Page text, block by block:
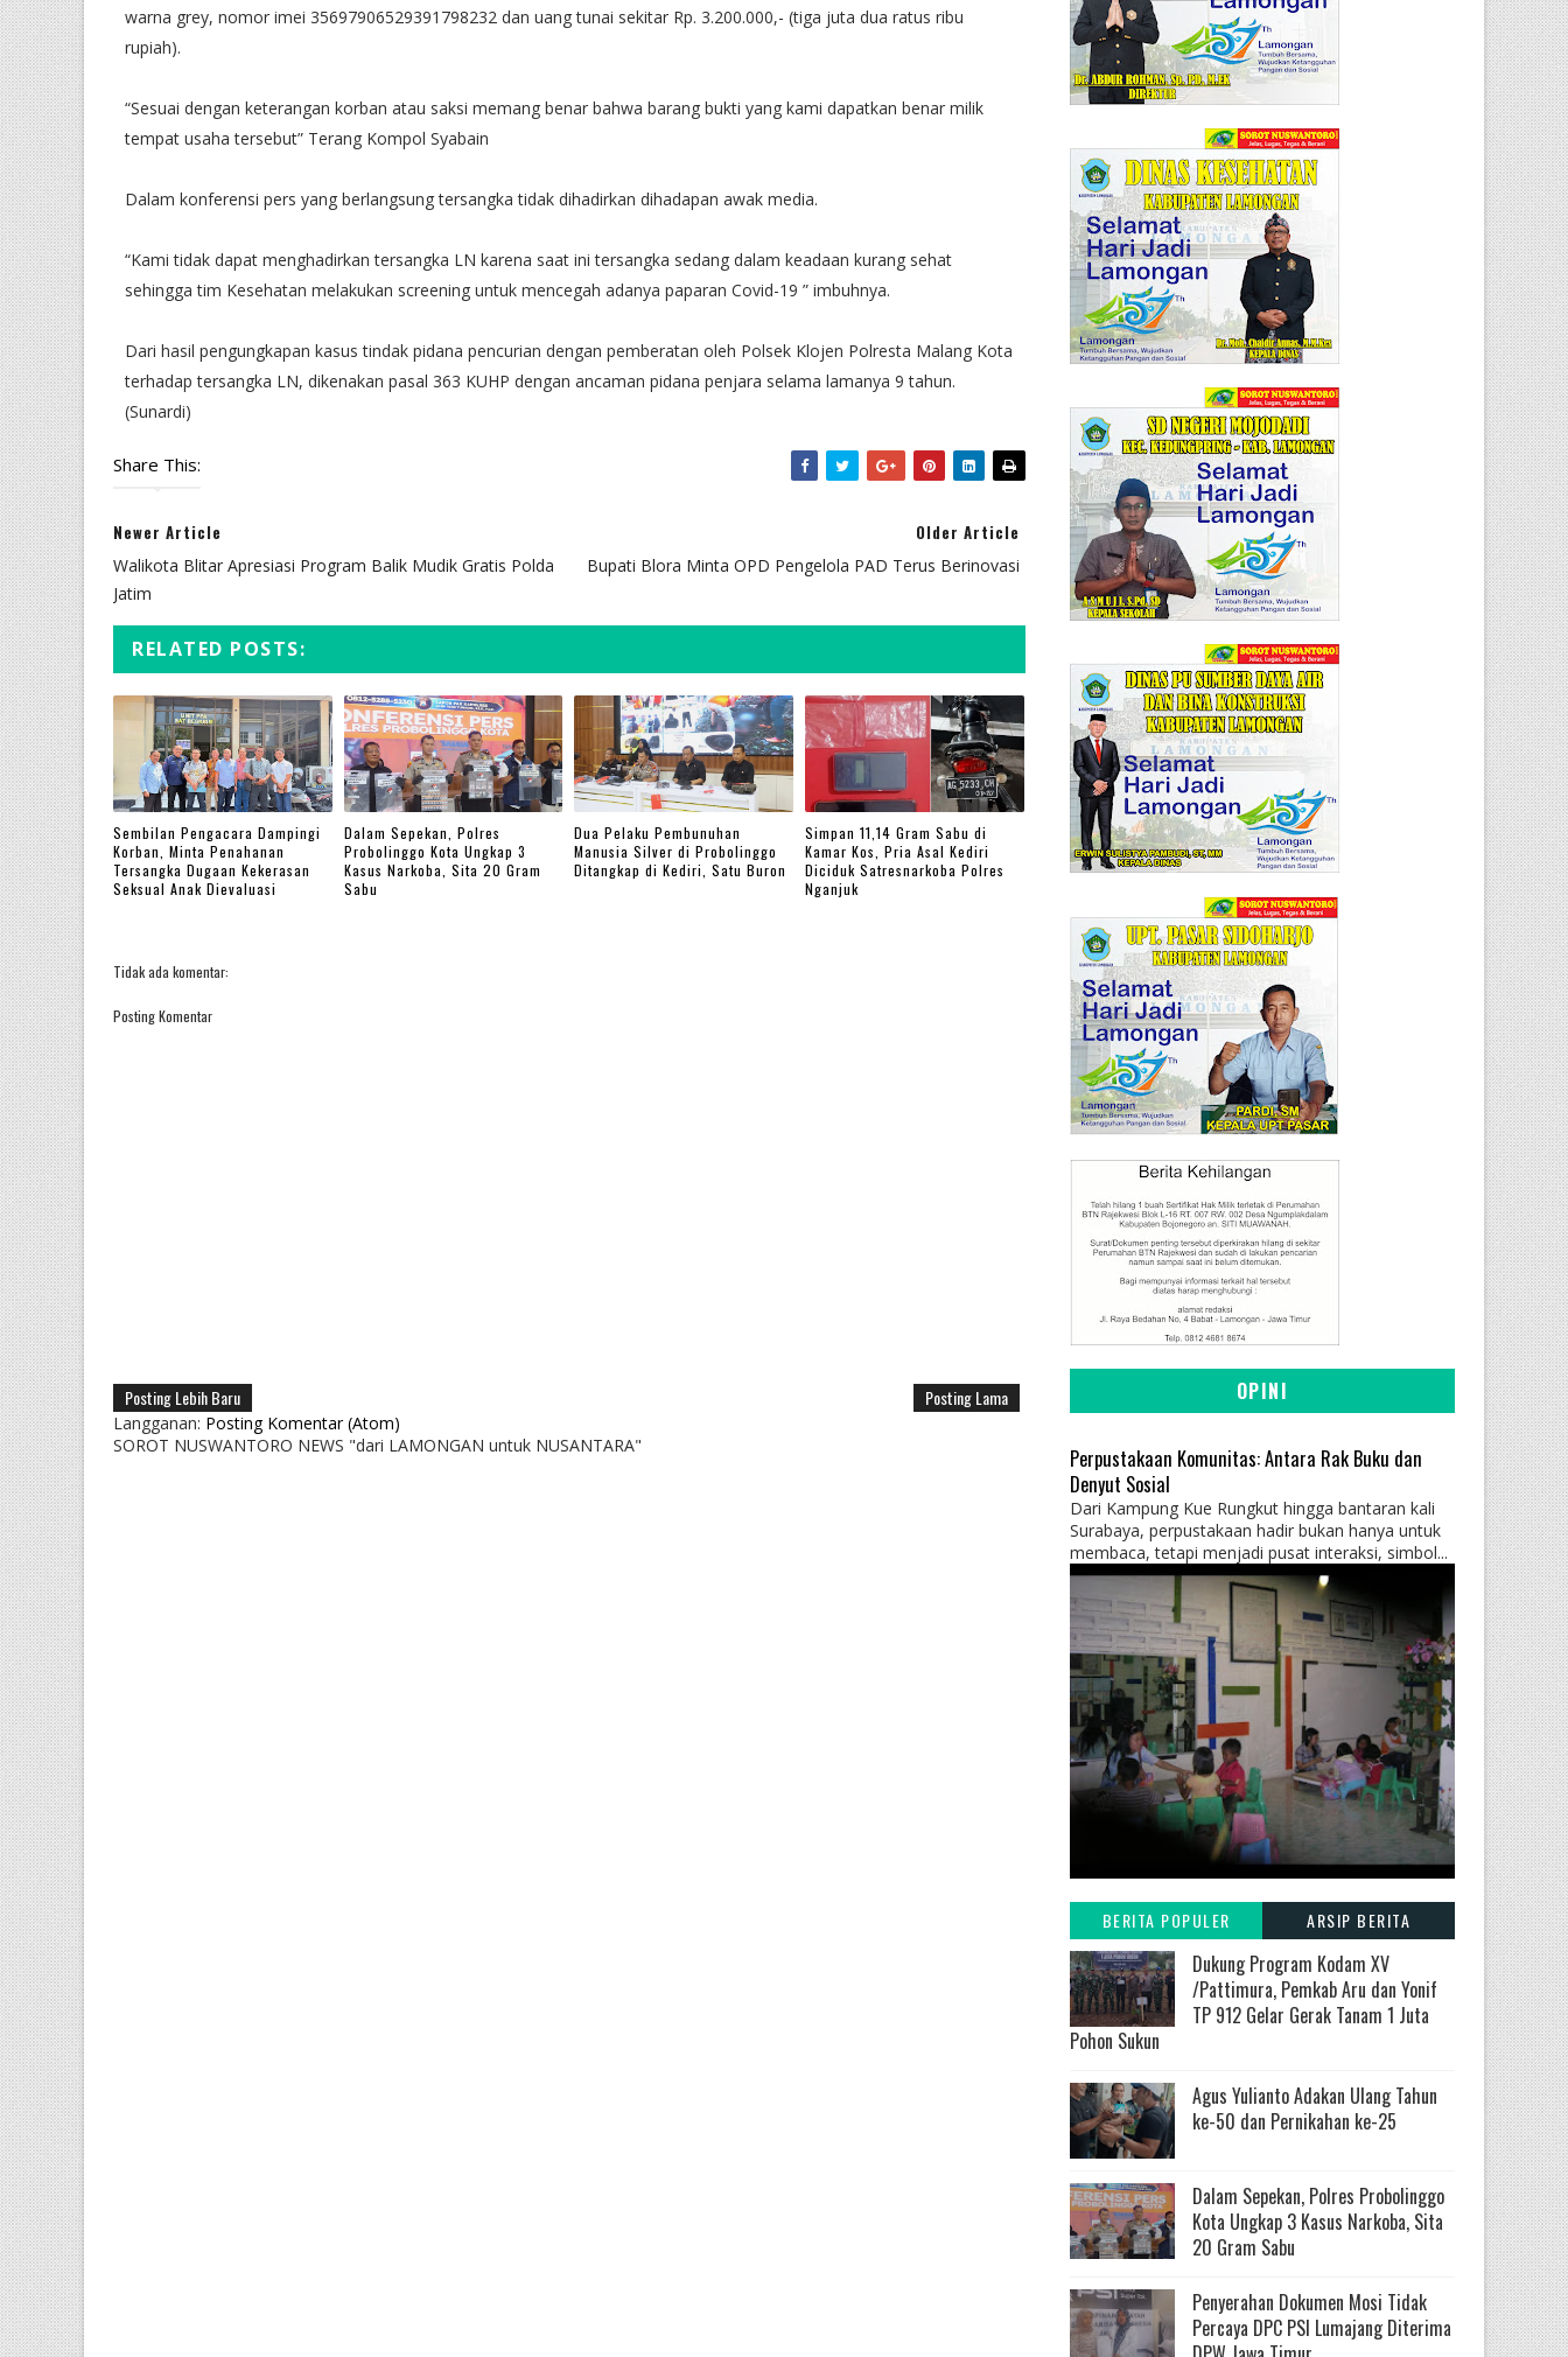
warna grey, nomor imei 35697906529391798232 dan uang tunai sekitar Rp. 3.200.000,- (tiga juta dua ratus ribu
rupiah).
“Sesuai dengan keterangan korban atau saksi memang benar bahwa barang bukti yang kami dapatkan benar milik
tempat usaha tersebut” Terang Kompol Syabain
Dalam konferensi pers yang berlangsung tersangka tidak dihadirkan dihadapan awak media.
“Kami tidak dapat menghadirkan tersangka LN karena saat ini tersangka sedang dalam keadaan kurang sehat
sehingga tim Kesehatan melakukan screening untuk mencegah adanya paparan Covid-19 ” imbuhnya.
Dari hasil pengungkapan kasus tindak pidana pencurian dengan pemberatan oleh Polsek Klojen Polresta Malang Kota
terhadap tersangka LN, dikenakan pasal 363 KUHP dengan ancaman pidana penjara selama lamanya 9 tahun.
(Sunardi)
Share This:
Newer Article
Walikota Blitar Apresiasi Program Balik Mudik Gratis Polda
Jatim
Older Article
Bupati Blora Minta OPD Pengelola PAD Terus Berinovasi
RELATED POSTS:
Sembilan Pengacara Dampingi
Korban, Minta Penahanan
Tersangka Dugaan Kekerasan
Seksual Anak Dievaluasi
Dalam Sepekan, Polres
Probolinggo Kota Ungkap 3
Kasus Narkoba, Sita 20 Gram
Sabu
Dua Pelaku Pembunuhan
Manusia Silver di Probolinggo
Ditangkap di Kediri, Satu Buron
Simpan 11,14 Gram Sabu di
Kamar Kos, Pria Asal Kediri
Diciduk Satresnarkoba Polres
Nganjuk
Tidak ada komentar:
Posting Komentar
Posting Lebih Baru Posting Lama
Langganan: Posting Komentar (Atom)
SOROT NUSWANTORO NEWS "dari LAMONGAN untuk NUSANTARA"
OPINI
Perpustakaan Komunitas: Antara Rak Buku dan
Denyut Sosial
Dari Kampung Kue Rungkut hingga bantaran kali
Surabaya, perpustakaan hadir bukan hanya untuk
membaca, tetapi menjadi pusat interaksi, simbol...
BERITA POPULER ARSIP BERITA
Dukung Program Kodam XV
/Pattimura, Pemkab Aru dan Yonif
TP 912 Gelar Gerak Tanam 1 Juta
Pohon Sukun
Agus Yulianto Adakan Ulang Tahun
ke-50 dan Pernikahan ke-25
Dalam Sepekan, Polres Probolinggo
Kota Ungkap 3 Kasus Narkoba, Sita
20 Gram Sabu
Penyerahan Dokumen Mosi Tidak
Percaya DPC PSI Lumajang Diterima